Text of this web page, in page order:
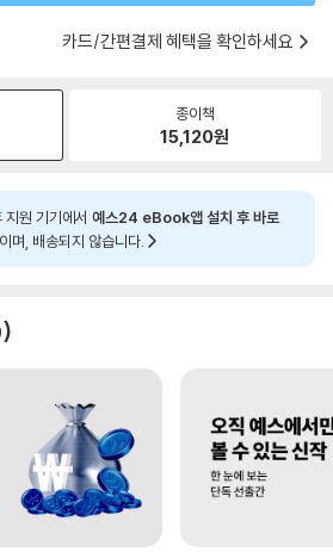
카드/간편결제 혜택을 확인하세요
종이책
15,120원
지원 기기에서 예스24 eBook앱 설치 후 바로
이며, 배송되지 않습니다.